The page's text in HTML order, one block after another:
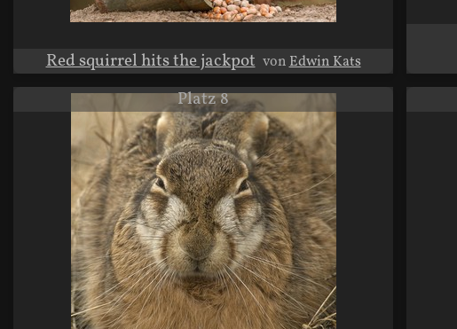
Red squirrel hits the jackpot vonEdwin Kats
Platz 8